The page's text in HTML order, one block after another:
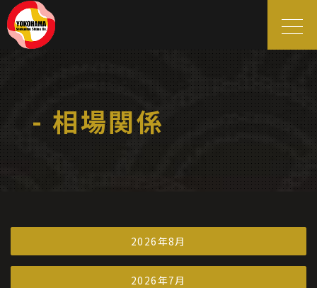
- 相場関係
2026年8月
2026年7月